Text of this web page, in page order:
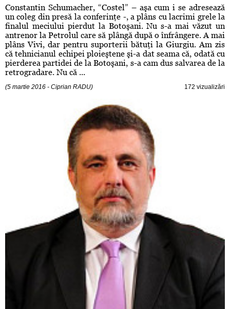
Constantin Schumacher, “Costel” – aşa cum i se adresează
un coleg din presă la conferinţe -, a plâns cu lacrimi grele la
finalul meciului pierdut la Botoşani. Nu s-a mai văzut un
antrenor la Petrolul care să plângă după o înfrângere. A mai
plâns Vivi, dar pentru suporterii bătuţi la Giurgiu. Am zis
că tehnicianul echipei ploieştene şi-a dat seama că, odată cu
pierderea partidei de la Botoşani, s-a cam dus salvarea de la
retrogradare. Nu că ...
(5 martie 2016 - Ciprian RADU) 172 vizualizări